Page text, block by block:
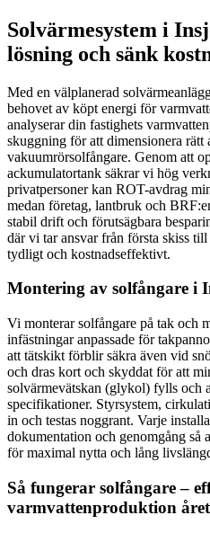
Solvärmesystem i
lösning och sänk
Med en välplanerad
behovet av köpt energi för
analyserar din fastighets
skuggning för att dimensionera rätt
vakuumrörsolfångare. Genom att
ackumulatortank säkrar vi hög
privatpersoner kan ROT-avdrag
medan företag, lantbruk och
stabil drift och förutsägbara
där vi tar ansvar från första skiss
tydligt och kostnadseffektivt.
Montering av solfångare i
Vi monterar solfångare på tak och
infästningar anpassade för
att tätskikt förblir säkra även vid
och dras kort och skyddat för att
solvärmevätskan (glykol) fylls och
specifikationer. Styrsystem,
in och testas noggrant. Varje
dokumentation och genomgång så
för maximal nytta och lång
Så fungerar solfångare –
varmvattenproduktion